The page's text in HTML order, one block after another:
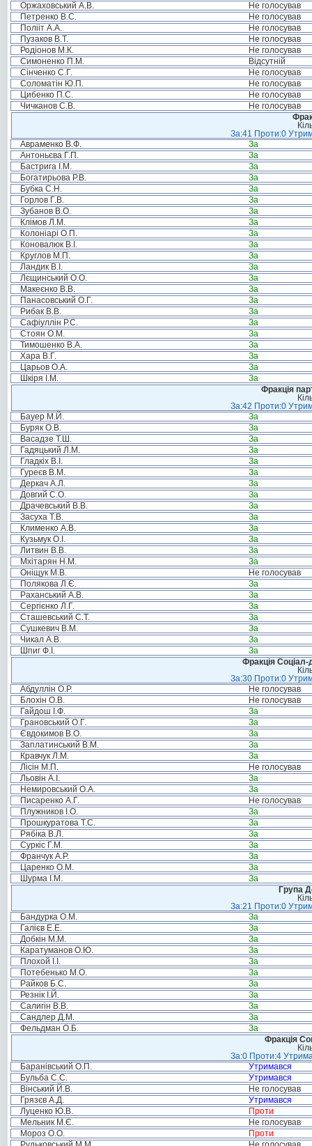
Оржаховський А.В.
Не голосував
Петренко В.С.
Не голосував
Полііт А.А.
Не голосував
Пузаков В.Т.
Не голосував
Родіонов М.К.
Не голосував
Симоненко П.М.
Відсутній
Сінченко С.Г.
Не голосував
Соломатін Ю.П.
Не голосував
Цибенко П.С.
Не голосував
Чичканов С.В.
Не голосував
За:41 Проти:0
Авраменко В.Ф.
За
Антоньєва Г.П.
За
Бастрига І.М.
За
Богатирьова Р.В.
За
Бубка С.Н.
За
Горлов Г.В.
За
Зубанов В.О.
За
Клімов Л.М.
За
Колоніарі О.П.
За
Коновалюк В.І.
За
Круглов М.П.
За
Ландик В.І.
За
Лєщинський О.О.
За
Макеєнко В.В.
За
Панасовський О.Г.
За
Рибак В.В.
За
Сафіуллін Р.С.
За
Стоян О.М.
За
Тимошенко В.А.
За
Хара В.Г.
За
Царьов О.А.
За
Шкіря І.М.
За
Фракція
За:42 Проти:0
Бауер М.Й.
За
Буряк О.В.
За
Васадзе Т.Ш.
За
Гадяцький Л.М.
За
Гладкіх В.І.
За
Гуреєв В.М.
За
Деркач А.Л.
За
Довгий С.О.
За
Драчевський В.В.
За
Засуха Т.В.
За
Клименко А.В.
За
Кузьмук О.І.
За
Литвин В.В.
За
Мхітарян Н.М.
За
Оніщук М.В.
Не голосував
Полякова Л.Є.
За
Раханський А.В.
За
Сергієнко Л.Г.
За
Сташевський С.Т.
За
Сушкевич В.М.
За
Чикал А.В.
За
Шпиг Ф.І.
За
Фракція Соціал-
За:30 Проти:0
Абдуллін О.Р.
Не голосував
Блохін О.В.
Не голосував
Гайдош І.Ф.
За
Грановський О.Г.
За
Євдокимов В.О.
За
Заплатинський В.М.
За
Кравчук Л.М.
За
Лісін М.П.
Не голосував
Льовін А.І.
За
Немировський О.А.
За
Писаренко А.Г.
Не голосував
Плужников І.О.
За
Прошкуратова Т.С.
За
Рябіка В.Л.
За
Суркіс Г.М.
За
Франчук А.Р.
За
Царенко О.М.
За
Шурма І.М.
За
Група
За:21 Проти:0
Бандурка О.М.
За
Галієв Е.Е.
За
Добкін М.М.
За
Каратуманов О.Ю.
За
Плохой І.І.
За
Потебенько М.О.
За
Райков Б.С.
За
Резнік І.Й.
За
Салигін В.В.
За
Сандлер Д.М.
За
Фельдман О.Б.
За
Фракція
За:0 Проти:4
Баранівський О.П.
Утримався
Бульба С.С.
Утримався
Вінський Й.В.
Не голосував
Грязєв А.Д.
Утримався
Луценко Ю.В.
Проти
Мельник М.Є.
Не голосував
Мороз О.О.
Проти